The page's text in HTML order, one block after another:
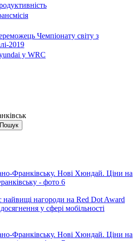
Чемпіонату світу з
2019
у WRC
найвищі нагороди на Red Dot Award
у сфері мобільності